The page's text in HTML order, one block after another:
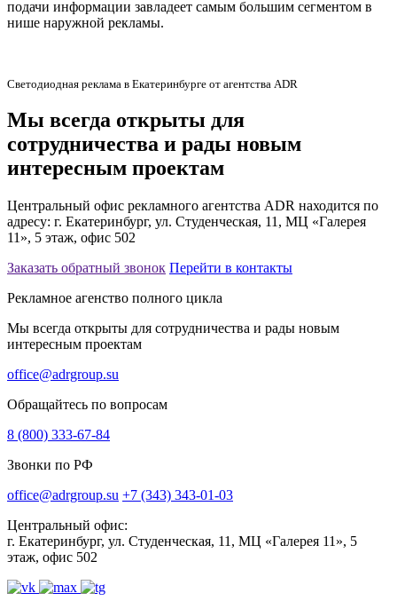
подачи информации завладеет самым большим сегментом в
нише наружной рекламы.
Светодиодная реклама в Екатеринбурге от агентства ADR
Мы всегда открыты для
сотрудничества и рады новым
интересным проектам
Центральный офис рекламного агентства ADR находится по
адресу: г. Екатеринбург, ул. Студенческая, 11, МЦ «Галерея
11», 5 этаж, офис 502
Заказать обратный звонок Перейти в контакты
Рекламное агенство полного цикла
Мы всегда открыты для сотрудничества и рады новым
интересным проектам
office@adrgroup.su
Обращайтесь по вопросам
8 (800) 333-67-84
Звонки по РФ
office@adrgroup.su +7 (343) 343-01-03
Центральный офис:
г. Екатеринбург, ул. Студенческая, 11, МЦ «Галерея 11», 5
этаж, офис 502